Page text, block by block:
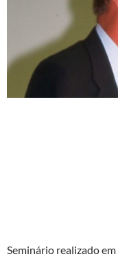
Seminário realizado em